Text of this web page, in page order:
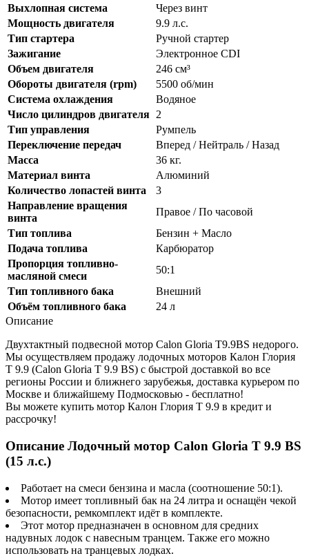
Выхлопная система
Через винт
Мощность двигателя
9.9 л.с.
Тип стартера
Ручной стартер
Зажигание
Электронное CDI
Объем двигателя
246 см³
Обороты двигателя (rpm)
5500 об/мин
Система охлаждения
Водяное
Число цилиндров двигателя 2
Тип управления
Румпель
Переключение передач
Вперед / Нейтраль / Назад
Масса
36 кг.
Материал винта
Алюминий
Количество лопастей винта
3
Направление вращения
винта
Правое / По часовой
Тип топлива
Бензин + Масло
Подача топлива
Карбюратор
Пропорция топливно-
масляной смеси
50:1
Тип топливного бака
Внешний
Объём топливного бака
24 л
Описание
Двухтактный подвесной мотор Calon Gloria T9.9BS недорого.
Мы осуществляем продажу лодочных моторов Калон Глория
T 9.9 (Calon Gloria T 9.9 BS) с быстрой доставкой во все
регионы России и ближнего зарубежья, доставка курьером по
Москве и ближайшему Подмосковью - бесплатно!
Вы можете купить мотор Калон Глория T 9.9 в кредит и
рассрочку!
Описание Лодочный мотор Calon Gloria T 9.9 BS
(15 л.с.)
Работает на смеси бензина и масла (соотношение 50:1).
Мотор имеет топливный бак на 24 литра и оснащён чекой
безопасности, ремкомплект идёт в комплекте.
Этот мотор предназначен в основном для средних
надувных лодок с навесным транцем. Также его можно
использовать на транцевых лодках.